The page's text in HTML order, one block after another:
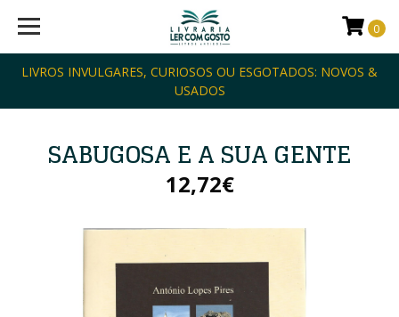
LIVROS INVULGARES, CURIOSOS OU ESGOTADOS: NOVOS &
USADOS
0
SABUGOSA E A SUA GENTE
12,72€